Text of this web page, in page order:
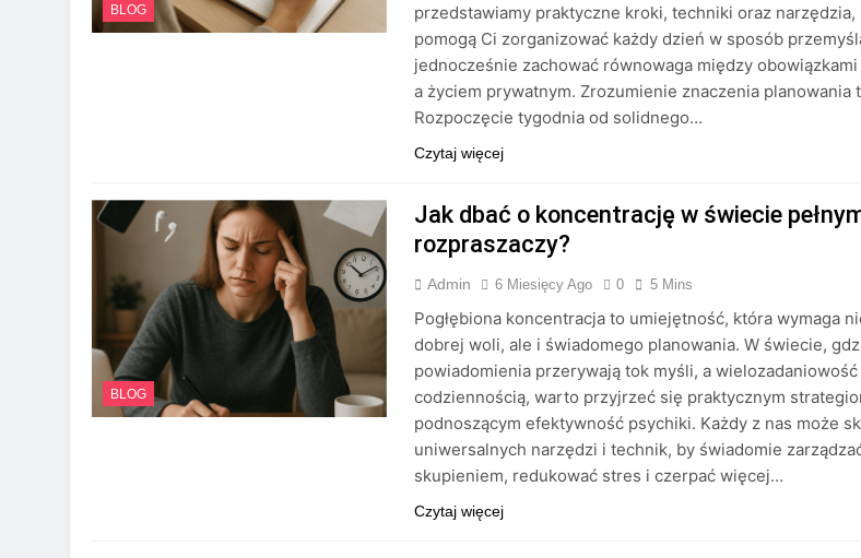
BLOG
przedstawiamy praktyczne kroki, techniki oraz narzędzia,
pomogą Ci zorganizować każdy dzień w sposób
jednocześnie zachować równowaga między
a życiem prywatnym. Zrozumienie znaczenia planowania
Rozpoczęcie tygodnia od solidnego…
Czytaj więcej
BLOG
Jak dbać o koncentrację w świecie
rozpraszaczy?
Admin 6 Miesięcy Ago 0 5 Mins
Pogłębiona koncentracja to umiejętność, która wymaga
dobrej woli, ale i świadomego planowania. W świecie,
powiadomienia przerywają tok myśli, a
codziennością, warto przyjrzeć się praktycznym
podnoszącym efektywność psychiki. Każdy z nas może
uniwersalnych narzędzi i technik, by świadomie
skupieniem, redukować stres i czerpać więcej…
Czytaj więcej